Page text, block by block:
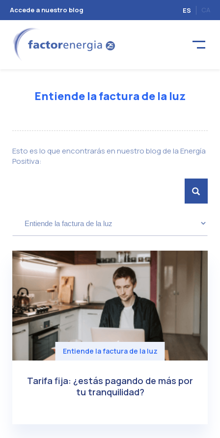
Accede a nuestro blog ES CA
Entiende la factura de la luz
Esto es lo que encontrarás en nuestro blog de la Energía
Positiva:
Entiende la factura de la luz
Tarifa fija: ¿estás pagando de más por
tu tranquilidad?